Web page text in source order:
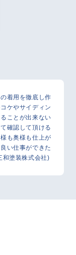
着用を徹底し作
ケやサイディン
ことが出来ない
確認して頂ける
も奥様も仕上が
い仕事ができた
和塗装株式会社)